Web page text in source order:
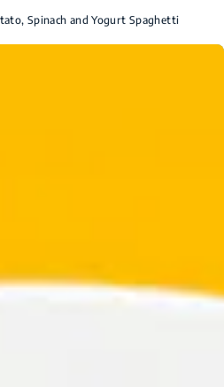
Spinach and Yogurt Spaghetti